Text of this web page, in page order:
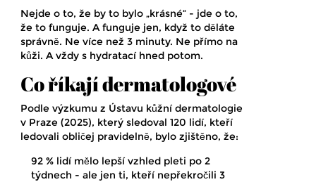
Nejde o to, že by to bylo „krásné“ - jde o to,
že to funguje. A funguje jen, když to děláte
správně. Ne více než 3 minuty. Ne přímo na
kůži. A vždy s hydratací hned potom.
Co říkají dermatologové
Podle výzkumu z Ústavu kůžní dermatologie
v Praze (2025), který sledoval 120 lidí, kteří
ledovali obličej pravidelně, bylo zjištěno, že:
92 % lidí mělo lepší vzhled pleti po 2
týdnech - ale jen ti, kteří nepřekročili 3